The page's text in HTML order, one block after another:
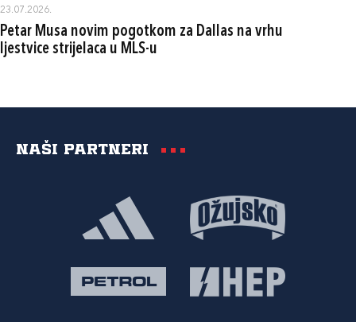
23.07.2026.
Petar Musa novim pogotkom za Dallas na vrhu
ljestvice strijelaca u MLS-u
Naši partneri